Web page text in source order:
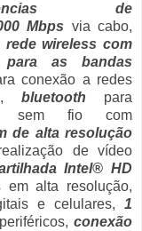
de
Mbps via cabo,
rede wireless com
para as bandas
conexão a redes
bluetooth para
sem fio com
de alta resolução
de vídeo
Intel® HD
alta resolução,
e celulares, 1
conexão